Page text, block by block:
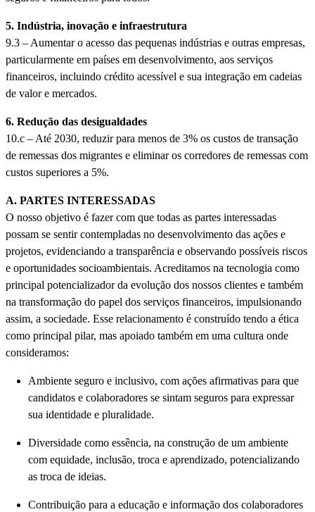
5. Indústria, inovação e infraestrutura
9.3 – Aumentar o acesso das pequenas indústrias e outras empresas,
particularmente em países em desenvolvimento, aos serviços
financeiros, incluindo crédito acessível e sua integração em cadeias
de valor e mercados.
6. Redução das desigualdades
10.c – Até 2030, reduzir para menos de 3% os custos de transação
de remessas dos migrantes e eliminar os corredores de remessas com
custos superiores a 5%.
A. PARTES INTERESSADAS
O nosso objetivo é fazer com que todas as partes interessadas
possam se sentir contempladas no desenvolvimento das ações e
projetos, evidenciando a transparência e observando possíveis riscos
e oportunidades socioambientais. Acreditamos na tecnologia como
principal potencializador da evolução dos nossos clientes e também
na transformação do papel dos serviços financeiros, impulsionando
assim, a sociedade. Esse relacionamento é construído tendo a ética
como principal pilar, mas apoiado também em uma cultura onde
consideramos:
Ambiente seguro e inclusivo, com ações afirmativas para que
candidatos e colaboradores se sintam seguros para expressar
sua identidade e pluralidade.
Diversidade como essência, na construção de um ambiente
com equidade, inclusão, troca e aprendizado, potencializando
as troca de ideias.
Contribuição para a educação e informação dos colaboradores